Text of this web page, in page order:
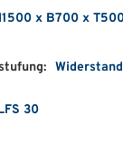
x B700 x
30